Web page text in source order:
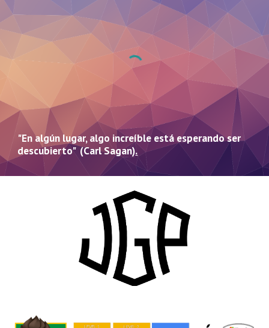
"En algún lugar, algo increíble está esperando ser
descubierto" (Carl Sagan).